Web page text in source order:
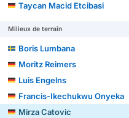
Taycan Macid Etcibasi
Milieux de terrain
Boris Lumbana
Moritz Reimers
Luis Engelns
Francis-Ikechukwu Onyeka
Mirza Catovic